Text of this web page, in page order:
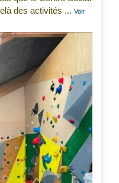
des activités ... Voir